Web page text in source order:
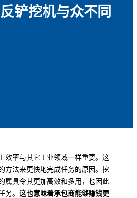
铲挖机与众不同
效率与其它工业领域一样重要。这
方法来更快地完成任务的原因。挖
属具令其更加高效和多用，也因此
务。 这也意味着承包商能够赚钱更